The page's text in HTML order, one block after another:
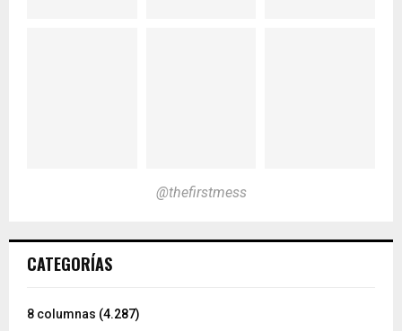
@thefirstmess
CATEGORÍAS
8 columnas (4.287)